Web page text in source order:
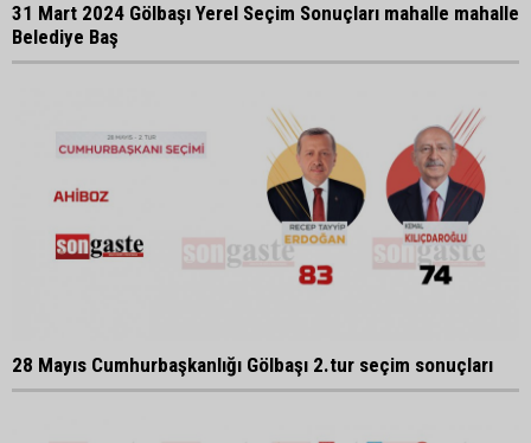
31 Mart 2024 Gölbaşı Yerel Seçim Sonuçları mahalle mahalle
Belediye Baş
28 Mayıs Cumhurbaşkanlığı Gölbaşı 2.tur seçim sonuçları